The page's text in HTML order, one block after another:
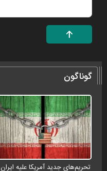
گوناگون
تحریم‌های جدید آمریکا علیه ایران